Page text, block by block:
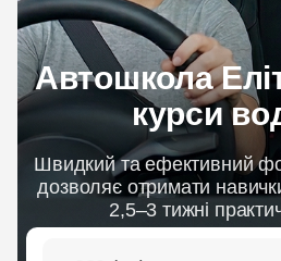
ГРАФІК
ІНСТРУКТОРИ
ОНЛАЙН НАВЧАННЯ
Автошкола
курси
Швидкий та ефективний
дозволяє отримати
2,5–3 тижні